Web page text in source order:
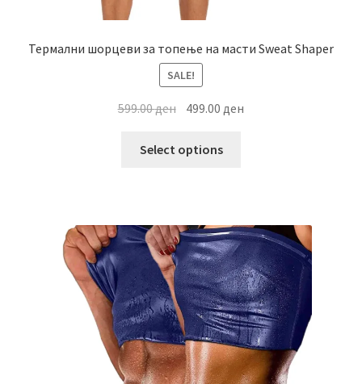
Термални шорцеви за топење на масти Sweat Shaper
SALE!
599.00ден Original
was:
499.00 ден
Select options
The
options
may
be
chosen
on
the